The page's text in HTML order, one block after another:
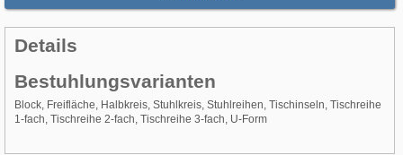
Details
Bestuhlungsvarianten
Block, Freifläche, Halbkreis, Stuhlkreis, Stuhlreihen, Tischinseln, Tischreihe
1-fach, Tischreihe 2-fach, Tischreihe 3-fach, U-Form